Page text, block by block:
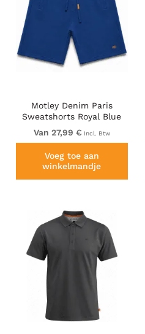
Motley Denim Paris
Sweatshorts Royal Blue
Van 27,99 € Incl. Btw
Voeg toe aan
winkelmandje